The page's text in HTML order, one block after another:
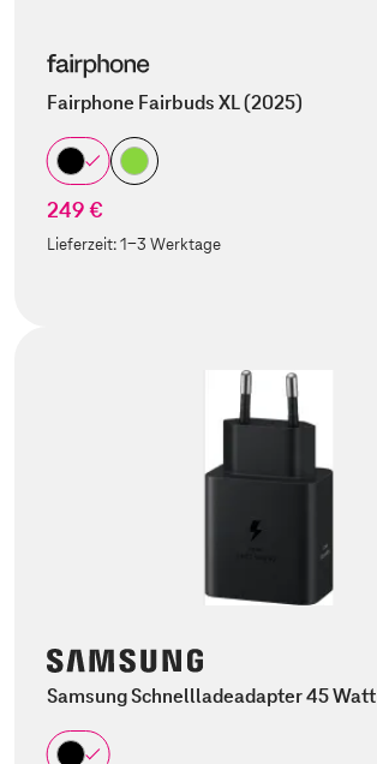
Fairphone Fairbuds XL (2025)
249 €
Lieferzeit:1-3 Werktage
Samsung Schnellladeadapter 45 Watt